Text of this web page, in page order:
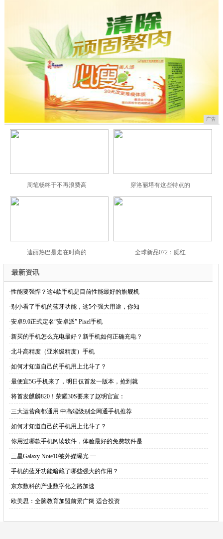
广告
周笔畅终于不再浪费高 穿洛丽塔有这些特点的
迪丽热巴是走在时尚的 全球新品072：腮红
最新资讯
·性能要强悍？这4款手机是目前性能最好的旗舰机
·别小看了手机的蓝牙功能，这5个强大用途，你知
·安卓9.0正式定名“安卓派” Pixel手机
·新买的手机怎么充电最好？新手机如何正确充电？
·北斗高精度（亚米级精度）手机
·如何才知道自己的手机用上北斗了？
·最便宜5G手机来了，明日仅首发一版本，抢到就
·将首发麒麟820！荣耀30S要来了赵明官宣：
·三大运营商都通用 中高端级别全网通手机推荐
·如何才知道自己的手机用上北斗了？
·你用过哪款手机阅读软件，体验最好的免费软件是
·三星Galaxy Note10被外媒曝光 一
·手机的蓝牙功能暗藏了哪些强大的作用？
·京东数科的产业数字化之路加速
·欧美思：全脑教育加盟前景广阔 适合投资